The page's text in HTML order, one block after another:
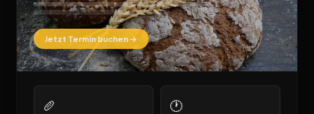
Jetzt Termin buchen →
🥖 🕐